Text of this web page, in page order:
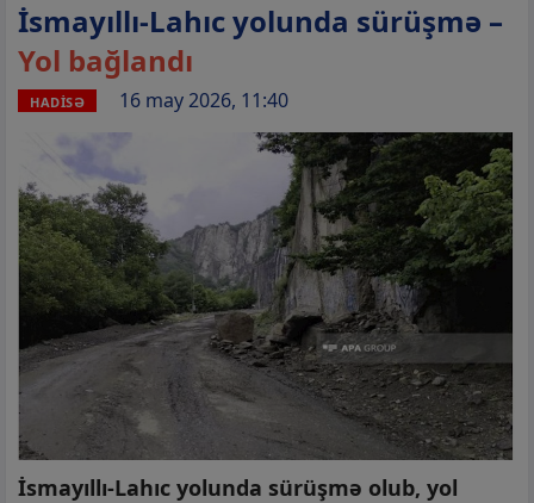
İsmayıllı-Lahıc yolunda sürüşmə –
Yol bağlandı
HADİSƏ 16 may 2026, 11:40
İsmayıllı-Lahıc yolunda sürüşmə olub, yol